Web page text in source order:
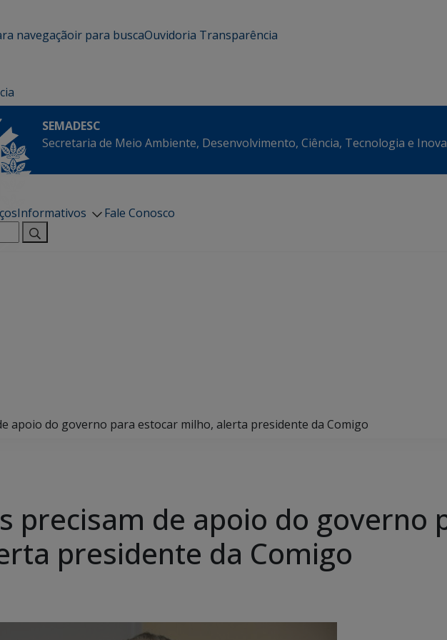
navegaçãoir para buscaOuvidoria Transparência
SEMADESC
Secretaria de Meio Ambiente, Desenvolvimento, Ciência, Tecnologia e
Informativos
Fale Conosco
apoio do governo para estocar milho, alerta presidente da Comigo
precisam de apoio do governo
presidente da Comigo